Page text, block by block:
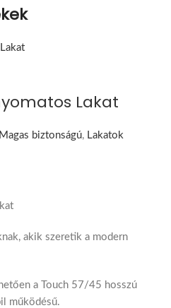
Lakat
Magas biztonságú, Lakatok
akik szeretik a modern
a Touch 57/45 hosszú
működésű.